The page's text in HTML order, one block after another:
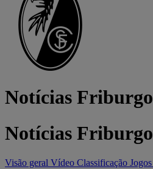
Notícias Friburgo
Notícias Friburgo
Visão geral Vídeo Classificação Jogos